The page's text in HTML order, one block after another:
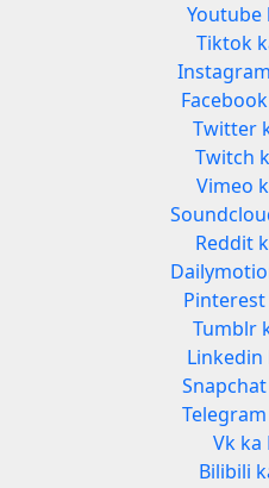
Youtube
Tiktok
Twitter
Twitch
Vimeo
Reddit
Tumblr
Linkedin
Vk ka
Bilibili